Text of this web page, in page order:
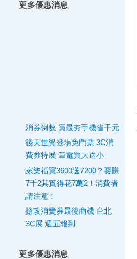
更多優惠消息
消券倒數 買最夯手機省千元
後天世貿登場免門票 3C消
費券特展 筆電買大送小
家樂福買3600送7200？要賺
7千2其實得花7萬2！消費者
請注意！
搶攻消費券最後商機 台北
3C展 週五報到
更多優惠消息